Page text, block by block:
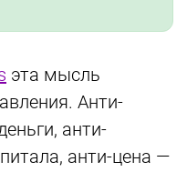
эта мысль
Анти-
анти-
анти-цена —